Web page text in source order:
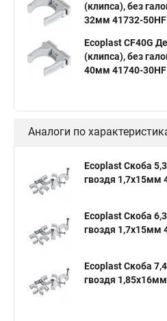
(клипса), без
32мм 41732-50HF
Ecoplast CF40G
(клипса), без
40мм 41740-30HF
Аналоги по
Ecoplast Скоба
гвоздя 1,7х15мм
Ecoplast Скоба
гвоздя 1,7х15мм
Ecoplast Скоба
гвоздя